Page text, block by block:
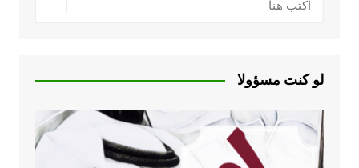
لو كنت مسؤولا